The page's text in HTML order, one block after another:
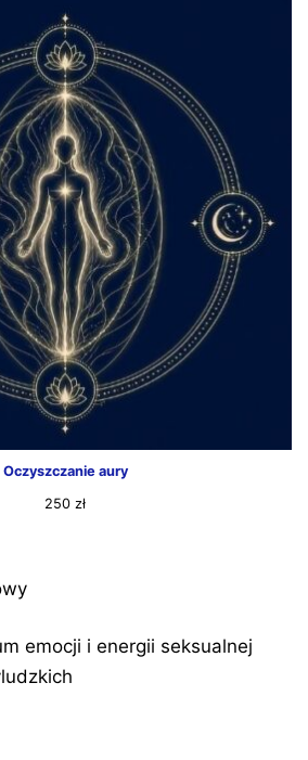
Oczyszczanie aury
250 zł
emocji i energii seksualnej